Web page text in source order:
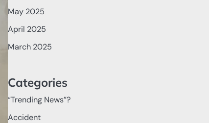
May 2025
April 2025
March 2025
Categories
“Trending News”?
Accident